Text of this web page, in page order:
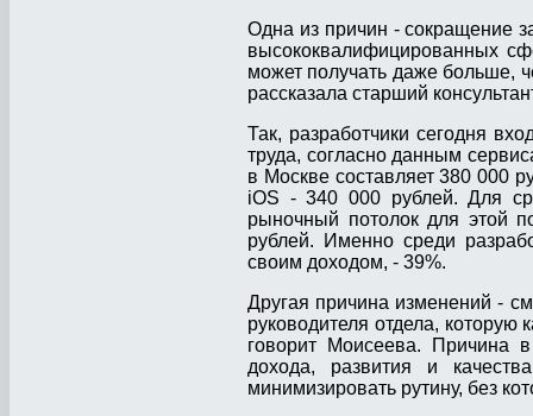
Одна из причин - сокращение
высококвалифицированных
может получать даже больше,
рассказала старший
Так, разработчики сегодня
труда, согласно данным
в Москве составляет 380 000
iOS - 340 000 рублей. Для
рыночный потолок для этой
рублей. Именно среди
своим доходом, - 39%.
Другая причина изменений -
руководителя отдела, которую
говорит Моисеева. Причина
дохода, развития и
минимизировать рутину, без